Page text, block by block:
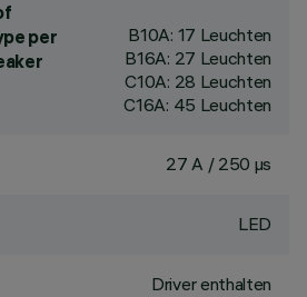
per
B10A: 17 Leuchten
B16A: 27 Leuchten
C10A: 28 Leuchten
C16A: 45 Leuchten
27 A / 250 µs
LED
Driver enthalten